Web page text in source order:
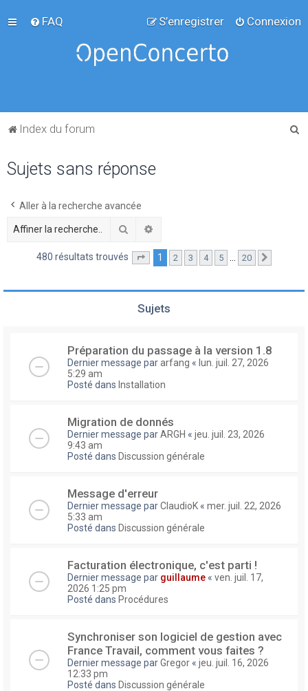
FAQ Connexion
S’enregistrer
Index du forum
Sujets sans réponse
Aller à la recherche avancée
Rechercher
480 résultats trouvés Page sur20
1 2 3 4 5 … 20
Sujets
Préparation du passage à la version 1.8
Dernier message pararfang « lun. juil. 27, 2026
5:29 am
Posté dans Installation
Migration de donnés
Dernier message parARGH « jeu. juil. 23, 2026
9:43 am
Posté dans Discussion générale
Message d'erreur
Dernier message parClaudioK « mer. juil. 22, 2026
5:33 am
Posté dans Discussion générale
Facturation électronique, c'est parti !
Dernier message par guillaume « ven. juil. 17,
2026 1:25 pm
Posté dans Procédures
Synchroniser son logiciel de gestion avec
France Travail, comment vous faites ?
Dernier message parGregor « jeu. juil. 16, 2026
12:33 pm
Posté dans Discussion générale